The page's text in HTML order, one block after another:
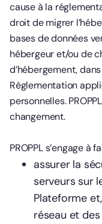
cause à la
droit de migrer
bases de données
hébergeur et/ou de
d’hébergement,
Réglementation
personnelles.
changement.
PROPPL s’engage à
assurer la
serveurs sur
Plateforme
réseau et